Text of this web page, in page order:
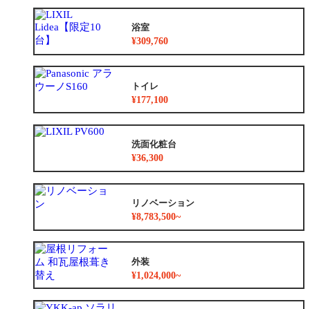
浴室
¥309,760
トイレ
¥177,100
洗面化粧台
¥36,300
リノベーション
¥8,783,500~
外装
¥1,024,000~